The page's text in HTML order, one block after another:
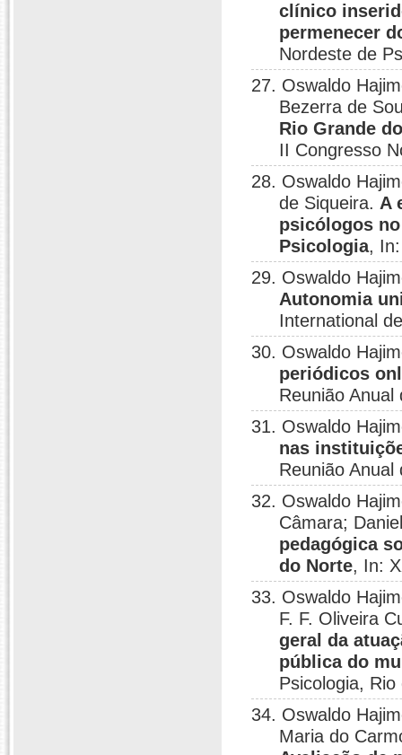
clínico
permenecer
Nordeste de
27. Oswaldo
Bezerra de
Rio Grande
II Congresso
28. Oswaldo
de Siqueira. A
psicólogos
Psicologia,
29. Oswaldo
Autonomia
International
30. Oswaldo
periódicos
Reunião
31. Oswaldo
nas
Reunião
32. Oswaldo
Câmara;
pedagógica
do Norte, In:
33. Oswaldo
F. F. Oliveira
geral da
pública do
Psicologia,
34. Oswaldo
Maria do